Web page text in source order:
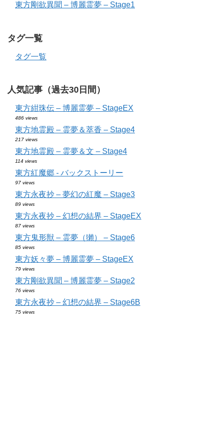
東方剛欲異聞 – 博麗霊夢 – Stage1
タグ一覧
タグ一覧
人気記事（過去30日間）
東方紺珠伝 – 博麗霊夢 – StageEX
486 views
東方地霊殿 – 霊夢＆萃香 – Stage4
217 views
東方地霊殿 – 霊夢＆文 – Stage4
114 views
東方紅魔郷 - バックストーリー
97 views
東方永夜抄 – 夢幻の紅魔 – Stage3
89 views
東方永夜抄 – 幻想の結界 – StageEX
87 views
東方鬼形獣 – 霊夢（獺） – Stage6
85 views
東方妖々夢 – 博麗霊夢 – StageEX
79 views
東方剛欲異聞 – 博麗霊夢 – Stage2
76 views
東方永夜抄 – 幻想の結界 – Stage6B
75 views